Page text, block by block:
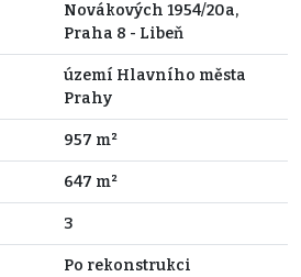
Novákových 1954/20a,
Praha 8 - Libeň
území Hlavního města
Prahy
957 m²
647 m²
3
Po rekonstrukci